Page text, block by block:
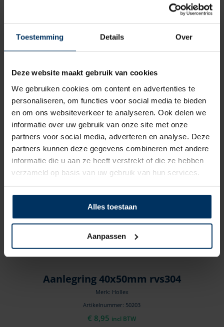
Toestemming Details Over
Deze website maakt gebruik van cookies
We gebruiken cookies om content en advertenties te
personaliseren, om functies voor social media te bieden
en om ons websiteverkeer te analyseren. Ook delen we
informatie over uw gebruik van onze site met onze
partners voor social media, adverteren en analyse. Deze
partners kunnen deze gegevens combineren met andere
informatie die u aan ze heeft verstrekt of die ze hebben
verzameld op basis van uw gebruik van hun services.
Alles toestaan
Aanpassen
Reinigingspakket – SAMENSTELLEN
Vanaf: incl BTW
Aanlegring 40x50mm rvs304
Merk: Hollex
Artikelnummer: 50203
€ 8,95 incl BTW